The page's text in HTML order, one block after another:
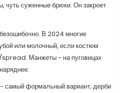
чуть суженные брюки. Он закроет
В 2024 многие
или молочный, если костюм
Манжеты - на пуговицах
самый формальный вариант; дерби